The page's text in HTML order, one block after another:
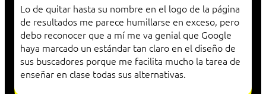
Lo de quitar hasta su nombre en el logo de la página
de resultados me parece humillarse en exceso, pero
debo reconocer que a mí me va genial que Google
haya marcado un estándar tan claro en el diseño de
sus buscadores porque me facilita mucho la tarea de
enseñar en clase todas sus alternativas.